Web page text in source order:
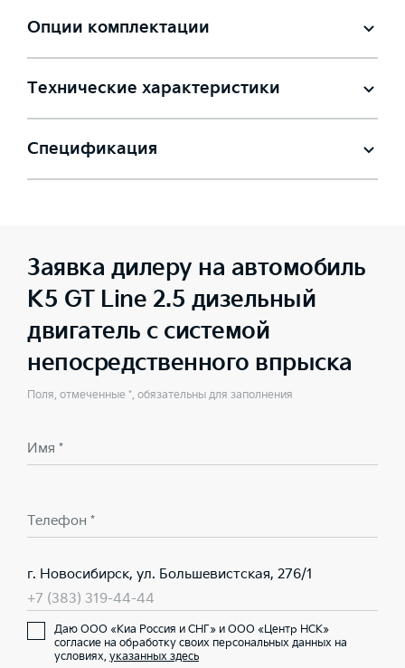
Опции комплектации
Технические характеристики
Спецификация
Заявка дилеру на автомобиль
K5 GT Line 2.5 дизельный
двигатель с системой
непосредственного впрыска
Поля, отмеченные *, обязательны для заполнения
Имя *
Телефон *
г. Новосибирск, ул. Большевистская, 276/1
+7 (383) 319-44-44
Даю ООО «Киа Россия и СНГ» и ООО «Центр НСК»
согласие на обработку своих персональных данных на
условиях, указанных здесь